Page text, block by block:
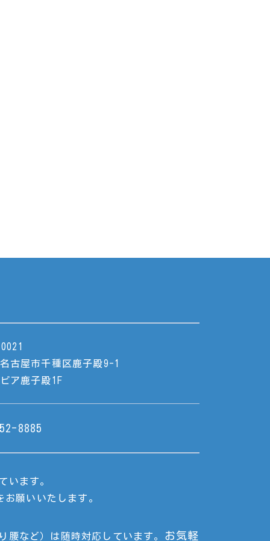
古屋市千種区鹿子殿9-1
ア鹿子殿1F
8885
います。
願いいたします。
腰など）は随時対応しています。 お気軽